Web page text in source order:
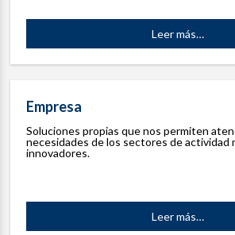
Leer más…
Empresa
Soluciones propias que nos permiten
necesidades de los sectores de actividad
innovadores.
Leer más…